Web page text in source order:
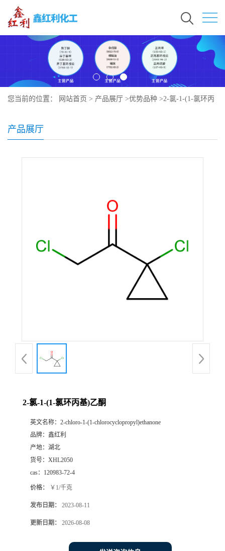
您当前的位置： 网站首页 > 产品展厅 >优势品种 >2-氯-1-(1-氯环丙
产品展厅
2-氯-1-(1-氯环丙基)乙酮
英文名称： 2-chloro-1-(1-chlorocyclopropyl)ethanone
品牌： 鑫红利
产地： 湖北
货号： XHL2050
cas： 120983-72-4
价格： ￥1/千克
发布日期： 2023-08-11
更新日期： 2026-08-08